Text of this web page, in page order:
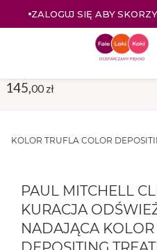
ZALOGUJ SIĘ ABY
TRUFLA COLOR
PAUL MITCHELL
KURACJA
NADAJĄCA
145, 00 zł